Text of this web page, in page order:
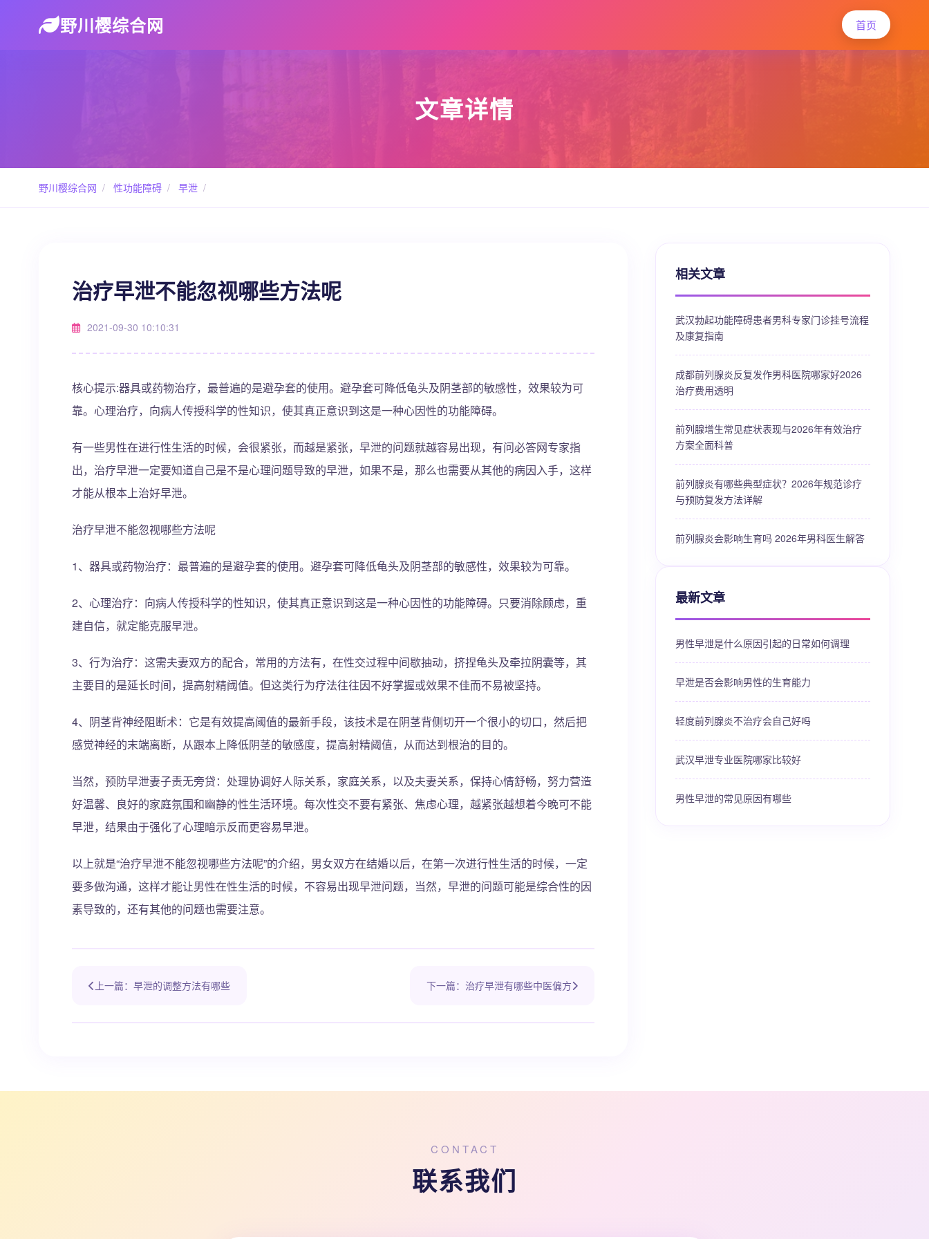
野川樱综合网 首页
文章详情
野川樱综合网 / 性功能障碍 / 早泄 /
治疗早泄不能忽视哪些方法呢
2021-09-30 10:10:31
核心提示:器具或药物治疗，最普遍的是避孕套的使用。避孕套可降低龟头及阴茎部的敏感性，效果较为可
靠。心理治疗，向病人传授科学的性知识，使其真正意识到这是一种心因性的功能障碍。
有一些男性在进行性生活的时候，会很紧张，而越是紧张，早泄的问题就越容易出现，有问必答网专家指
出，治疗早泄一定要知道自己是不是心理问题导致的早泄，如果不是，那么也需要从其他的病因入手，这样
才能从根本上治好早泄。
治疗早泄不能忽视哪些方法呢
1、器具或药物治疗：最普遍的是避孕套的使用。避孕套可降低龟头及阴茎部的敏感性，效果较为可靠。
2、心理治疗：向病人传授科学的性知识，使其真正意识到这是一种心因性的功能障碍。只要消除顾虑，重
建自信，就定能克服早泄。
3、行为治疗：这需夫妻双方的配合，常用的方法有，在性交过程中间歇抽动，挤捏龟头及牵拉阴囊等，其
主要目的是延长时间，提高射精阈值。但这类行为疗法往往因不好掌握或效果不佳而不易被坚持。
4、阴茎背神经阻断术：它是有效提高阈值的最新手段，该技术是在阴茎背侧切开一个很小的切口，然后把
感觉神经的末端离断，从跟本上降低阴茎的敏感度，提高射精阈值，从而达到根治的目的。
当然，预防早泄妻子责无旁贷：处理协调好人际关系，家庭关系，以及夫妻关系，保持心情舒畅，努力营造
好温馨、良好的家庭氛围和幽静的性生活环境。每次性交不要有紧张、焦虑心理，越紧张越想着今晚可不能
早泄，结果由于强化了心理暗示反而更容易早泄。
以上就是“治疗早泄不能忽视哪些方法呢”的介绍，男女双方在结婚以后，在第一次进行性生活的时候，一定
要多做沟通，这样才能让男性在性生活的时候，不容易出现早泄问题，当然，早泄的问题可能是综合性的因
素导致的，还有其他的问题也需要注意。
上一篇：早泄的调整方法有哪些 下一篇：治疗早泄有哪些中医偏方
相关文章
武汉勃起功能障碍患者男科专家门诊挂号流程
及康复指南
成都前列腺炎反复发作男科医院哪家好2026
治疗费用透明
前列腺增生常见症状表现与2026年有效治疗
方案全面科普
前列腺炎有哪些典型症状？2026年规范诊疗
与预防复发方法详解
前列腺炎会影响生育吗 2026年男科医生解答
最新文章
男性早泄是什么原因引起的日常如何调理
早泄是否会影响男性的生育能力
轻度前列腺炎不治疗会自己好吗
武汉早泄专业医院哪家比较好
男性早泄的常见原因有哪些
CONTACT
联系我们